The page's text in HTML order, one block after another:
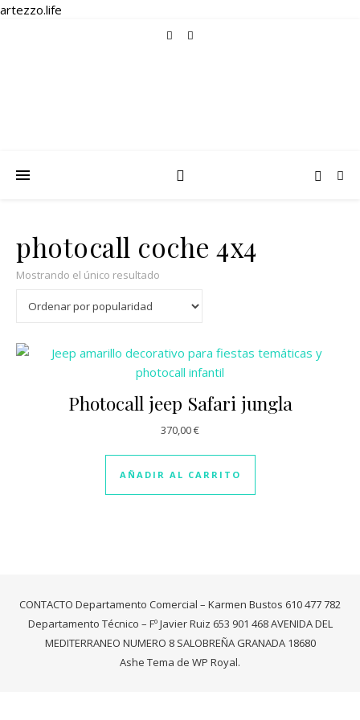
artezzo.life
photocall coche 4x4
Mostrando el único resultado
Photocall jeep Safari jungla
370,00€
AÑADIR AL CARRITO
CONTACTO Departamento Comercial – Karmen Bustos 610 477 782
Departamento Técnico – Fº Javier Ruiz 653 901 468 AVENIDA DEL
MEDITERRANEO NUMERO 8 SALOBREÑA GRANADA 18680
Ashe Tema de WP Royal.